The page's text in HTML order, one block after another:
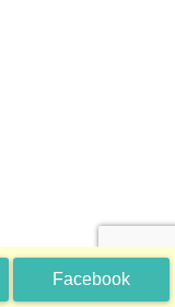
Facebook